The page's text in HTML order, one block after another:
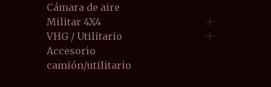
Cámara de aire
Militar 4X4

VHG / Utilitario 
Accesorio
camión/utilitario